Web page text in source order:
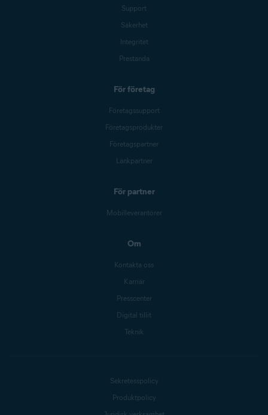
Support
Säkerhet
Integritet
Prestanda
För företag
Företagssupport
Företagsprodukter
Företagspartner
Länkpartner
För partner
Mobilleverantörer
Om
Kontakta oss
Karriär
Presscenter
Digital tillit
Teknik
Sekretesspolicy
Produktpolicy